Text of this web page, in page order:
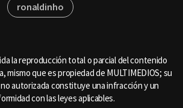
ronaldinho
la reproducción total o parcial del contenido
mismo que es propiedad de MULTIMEDIOS; su
autorizada constituye una infracción y un
con las leyes aplicables.